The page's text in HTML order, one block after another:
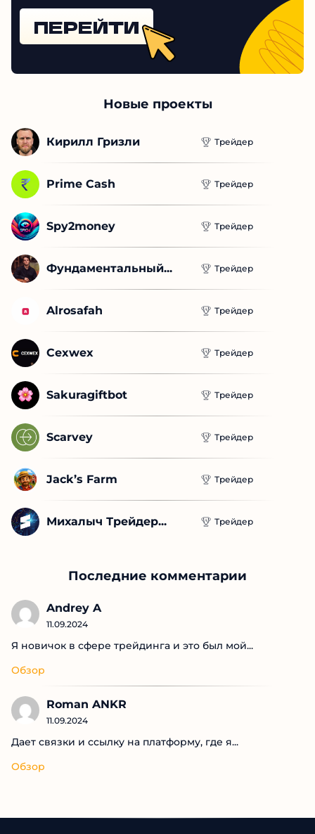
ПЕРЕЙТИ
Новые проекты
Кирилл Гризли Трейдер
Prime Cash Трейдер
Spy2money Трейдер
Фундаментальный... Трейдер
Alrosafah Трейдер
Cexwex Трейдер
Sakuragiftbot Трейдер
Scarvey Трейдер
Jack’s Farm Трейдер
Михалыч Трейдер... Трейдер
Последние комментарии
Andrey A
11.09.2024
Я новичок в сфере трейдинга и это был мой...
Обзор
Roman ANKR
11.09.2024
Дает связки и ссылку на платформу, где я...
Обзор